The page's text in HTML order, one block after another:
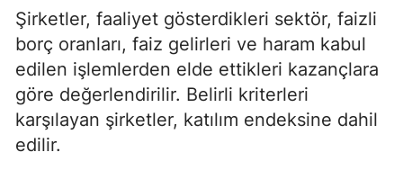
Şirketler, faaliyet gösterdikleri sektör, faizli
borç oranları, faiz gelirleri ve haram kabul
edilen işlemlerden elde ettikleri kazançlara
göre değerlendirilir. Belirli kriterleri
karşılayan şirketler, katılım endeksine dahil
edilir.